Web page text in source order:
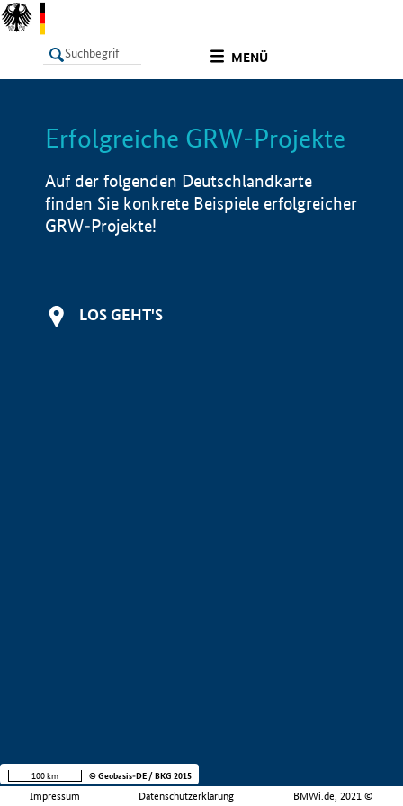
MENÜ
LISTE Info
Erfolgreiche GRW-Projekte
Auf der folgenden Deutschlandkarte
finden Sie konkrete Beispiele erfolgreicher
GRW-Projekte!
LOS GEHT'S
Impressum Datenschutzerklärung BMWi.de, 2021 ©
100 km © Geobasis-DE / BKG 2015